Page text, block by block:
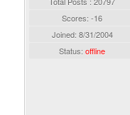
Scores: -16
Joined: 8/31/2004
Status:offline